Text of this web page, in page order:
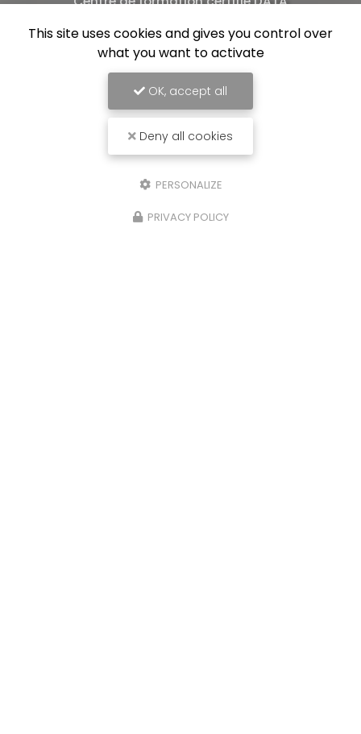
This site uses cookies and gives you control over
what you want to activate
OK, accept all
Deny all cookies
PERSONALIZE
PRIVACY POLICY